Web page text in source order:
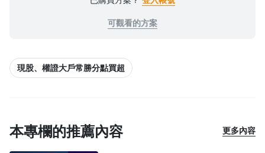
可觀看的方案
現股、權證大戶常勝分點買超
本專欄的推薦內容 更多內容